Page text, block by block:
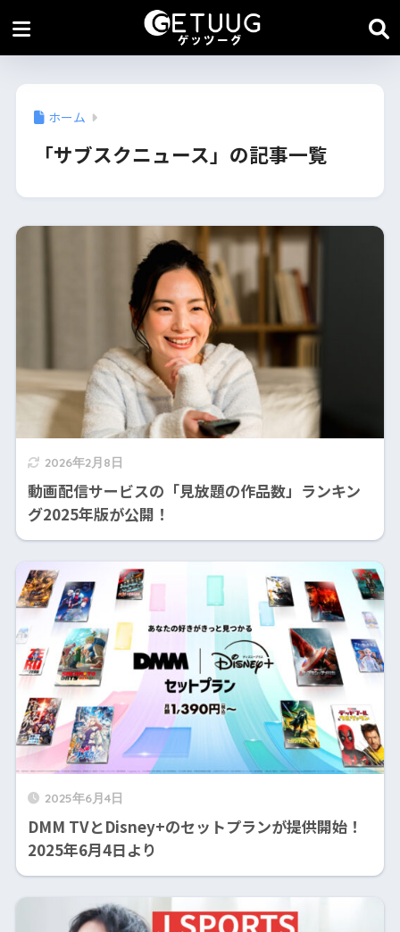
ホーム
「サブスクニュース」の記事一覧
2026年2月8日
動画配信サービスの「見放題の作品数」ランキン
グ2025年版が公開！
2025年6月4日
DMM TVとDisney+のセットプランが提供開始！
2025年6月4日より